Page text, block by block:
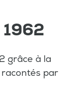
grâce à la
par